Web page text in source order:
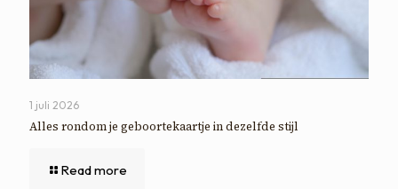
1 juli 2026
Alles rondom je geboortekaartje in dezelfde stijl
Read more